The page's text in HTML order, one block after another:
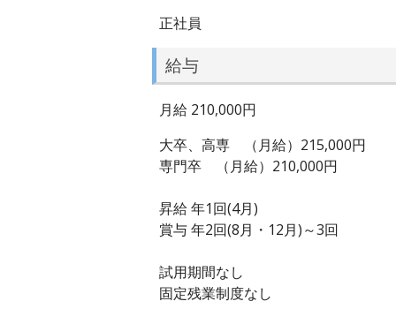
正社員
給与
月給 210,000円
大卒、高専 （月給）215,000円
専門卒 （月給）210,000円
昇給 年1回(4月)
賞与 年2回(8月・12月)～3回
試用期間なし
固定残業制度なし